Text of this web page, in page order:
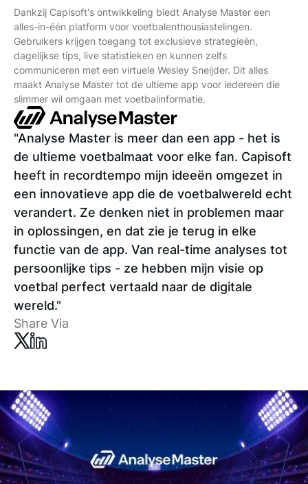
Dankzij Capisoft's ontwikkeling biedt Analyse Master een
alles-in-één platform voor voetbalenthousiastelingen.
Gebruikers krijgen toegang tot exclusieve strategieën,
dagelijkse tips, live statistieken en kunnen zelfs
communiceren met een virtuele Wesley Sneijder. Dit alles
maakt Analyse Master tot de ultieme app voor iedereen die
slimmer wil omgaan met voetbalinformatie.
"Analyse Master is meer dan een app - het is
de ultieme voetbalmaat voor elke fan. Capisoft
heeft in recordtempo mijn ideeën omgezet in
een innovatieve app die de voetbalwereld echt
verandert. Ze denken niet in problemen maar
in oplossingen, en dat zie je terug in elke
functie van de app. Van real-time analyses tot
persoonlijke tips - ze hebben mijn visie op
voetbal perfect vertaald naar de digitale
wereld."
Share Via